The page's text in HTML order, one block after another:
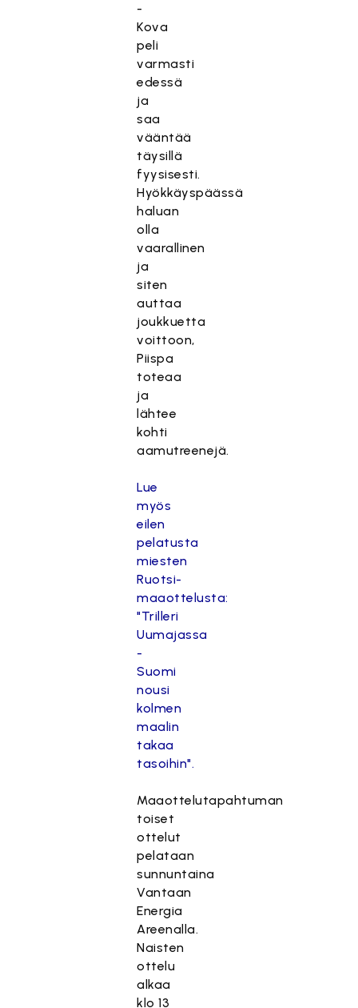
-
Kova
peli
varmasti
edessä
ja
saa
vääntää
täysillä
fyysisesti.
Hyökkäyspäässä
haluan
olla
vaarallinen
ja
siten
auttaa
joukkuetta
voittoon,
Piispa
toteaa
ja
lähtee
kohti
aamutreenejä.
Lue
myös
eilen
pelatusta
miesten
Ruotsi-
maaottelusta:
"Trilleri
Uumajassa
-
Suomi
nousi
kolmen
maalin
takaa
tasoihin".
Maaottelutapahtuman
toiset
ottelut
pelataan
sunnuntaina
Vantaan
Energia
Areenalla.
Naisten
ottelu
alkaa
klo 13